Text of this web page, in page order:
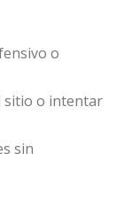
o
sitio o intentar
sin